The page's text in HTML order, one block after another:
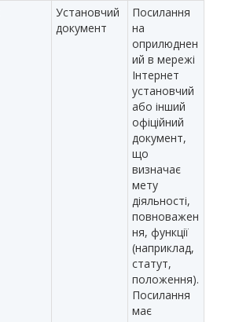
Установчий
документ
Посилання
на
оприлюднен
ий в мережі
Інтернет
установчий
або інший
офіційний
документ,
що
визначає
мету
діяльності,
повноважен
ня, функції
(наприклад,
статут,
положення).
Посилання
має